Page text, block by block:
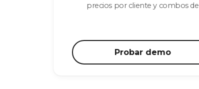
precios por cliente y combos de
Probar demo